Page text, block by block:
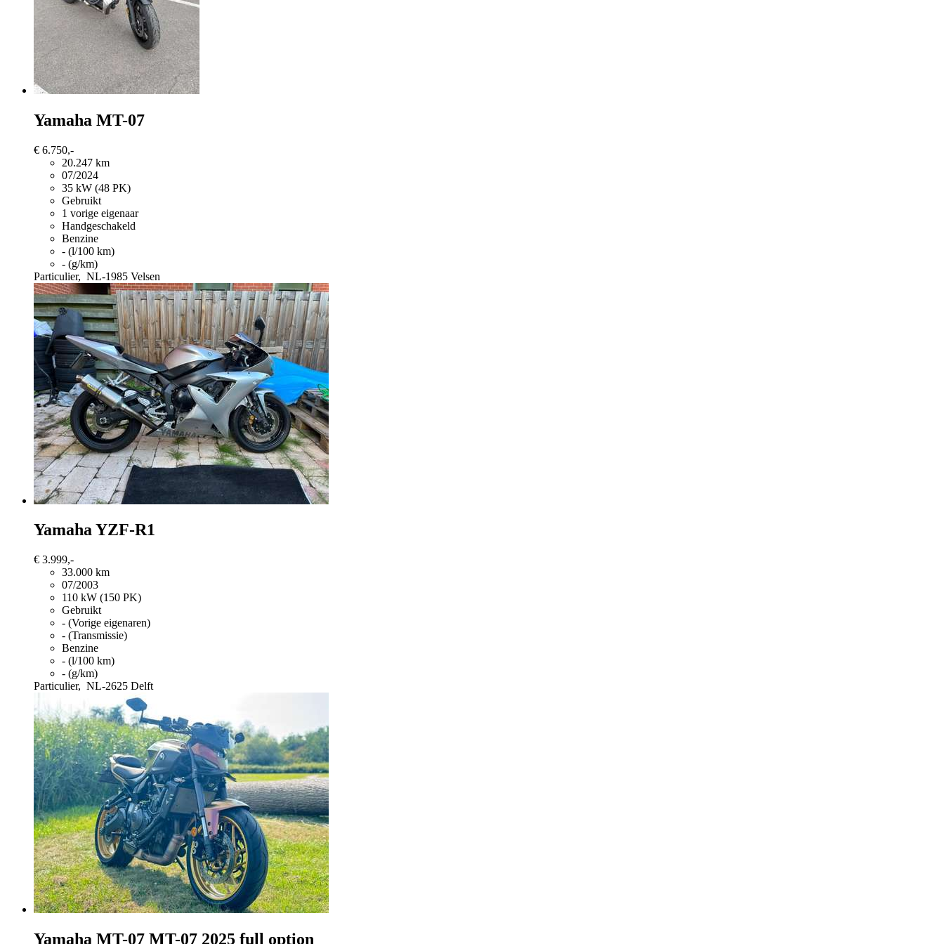
Yamaha MT-07
€ 6.750,-
20.247 km
07/2024
35 kW (48 PK)
Gebruikt
1 vorige eigenaar
Handgeschakeld
Benzine
- (l/100 km)
- (g/km)
Particulier, NL-1985 Velsen
Yamaha YZF-R1
€ 3.999,-
33.000 km
07/2003
110 kW (150 PK)
Gebruikt
- (Vorige eigenaren)
- (Transmissie)
Benzine
- (l/100 km)
- (g/km)
Particulier, NL-2625 Delft
Yamaha MT-07 MT-07 2025 full option